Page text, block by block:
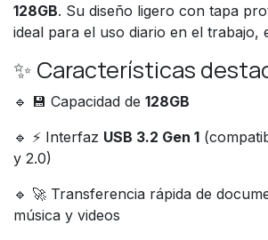
128GB. Su diseño ligero con tapa
ideal para el uso diario en el trabajo,
✨ Características
🔹 💾 Capacidad de 128GB
🔹 ⚡ Interfaz USB 3.2 Gen 1
y 2.0)
🔹 🚀 Transferencia rápida de
música y videos